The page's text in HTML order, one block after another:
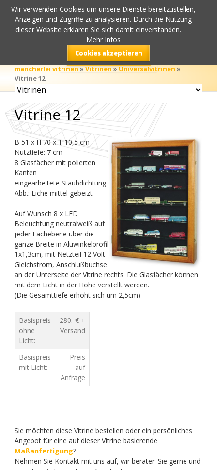
Navigation
überspringen
mancherlei vitrinen»Vitrinen»Universalvitrinen »
Vitrine 12
Vitrine 12
B 51 x H 70 x T 10,5 cm
Nutztiefe: 7 cm
8 Glasfächer mit polierten
Kanten
eingearbeitete Staubdichtung
Abb.: Eiche mittel gebeizt
Auf Wunsch 8 x LED
Beleuchtung neutralweiß auf
jeder Fachebene über die
ganze Breite in Aluwinkelprofil
1x1,3cm, mit Netzteil 12 Volt
Gleichstrom, Anschlußbuchse
an der Unterseite der Vitrine rechts. Die Glasfächer können
mit dem Licht in der Höhe verstellt werden.
(Die Gesamttiefe erhöht sich um 2,5cm)
Basispreis
ohne
Licht:
280.-€ +
Versand
Basispreis
mit Licht:
Preis
auf
Anfrage
Sie möchten diese Vitrine bestellen oder ein persönliches
Angebot für eine auf dieser Vitrine basierende
Maßanfertigung?
Nehmen Sie Kontakt mit uns auf, wir beraten Sie gerne und
Wir verwenden Cookies um unsere Dienste bereitzustellen,
Anzeigen und Zugriffe zu analysieren. Durch die Nutzung
dieser Website erklären Sie sich damit einverstanden.
Mehr Infos
Cookies akzeptieren